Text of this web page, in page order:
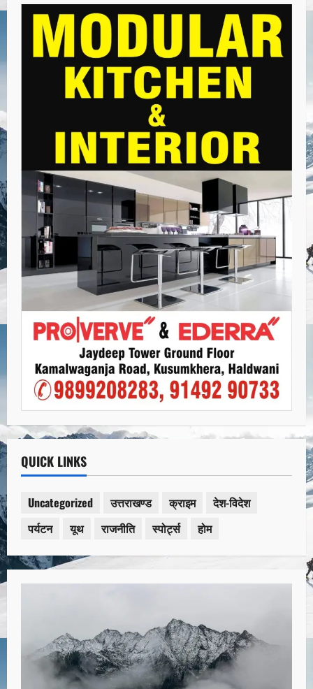
QUICK LINKS
Uncategorized उत्तराखण्ड क्राइम
देश-विदेश
पर्यटन
यूथ राजनीति स्पोर्ट्स होम